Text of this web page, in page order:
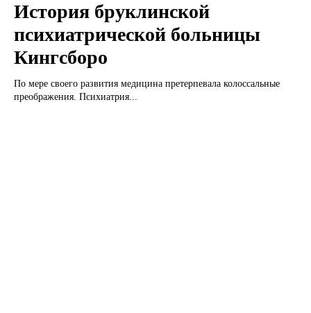
История бруклинской
психиатрической больницы
Кингсборо
По мере своего развития медицина претерпевала колоссальные
преображения. Психиатрия...